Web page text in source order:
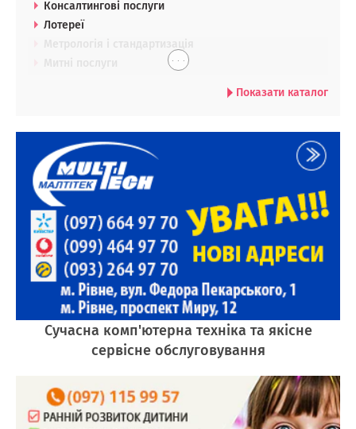
Консалтингові послуги
Лотереї
. . .
Показати каталог
Сучасна комп'ютерна техніка та якісне
сервісне обслуговування